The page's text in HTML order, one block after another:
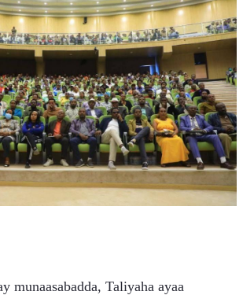
munaasabadda, Taliyaha ayaa